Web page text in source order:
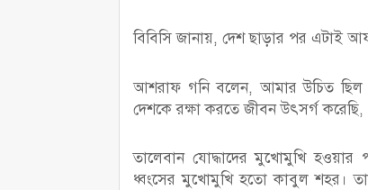
বিবিসি জানায়, দেশ ছাড়ার পর এটাই
আশরাফ গনি বলেন, আমার উচিত ছিল
দেশকে রক্ষা করতে জীবন উৎসর্গ করেছি,
তালেবান যোদ্ধাদের মুখোমুখি হওয়ার
ধ্বংসের মুখোমুখি হতো কাবুল শহর।